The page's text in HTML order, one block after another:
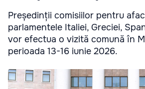
Președinții comisiilor pentru
parlamentele Italiei, Greciei,
vor efectua o vizită comună în
perioada 13-16 iunie 2026.